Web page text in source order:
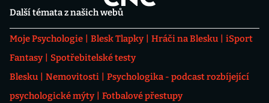
Další témata z našich webů
Moje Psychologie Blesk Tlapky Hráči na Blesku
iSport
Fantasy
Spotřebitelské testy
Blesku
Nemovitosti
Psychologika - podcast rozbíjející
psychologické mýty
Fotbalové přestupy